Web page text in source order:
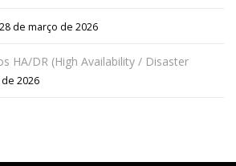
28 de março de 2026
HA/DR (High Availability / Disaster
2026